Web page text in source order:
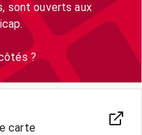
sont ouverts aux
?
carte